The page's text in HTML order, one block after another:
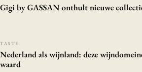
Gigi by GASSAN onthult nieuwe
TASTE
Nederland als wijnland: deze
waard